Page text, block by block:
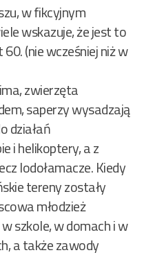
w fikcyjnym
wskazuje, że jest to
(nie wcześniej niż w
zwierzęta
saperzy wysadzają
działań
i helikoptery, a z
lodołamacze. Kiedy
tereny zostały
młodzież
szkole, w domach i w
a także zawody